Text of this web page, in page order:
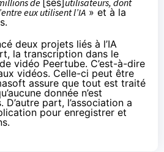
eux utilisent l’IA » et à la
deux projets liés à l’IA
la transcription dans le
vidéo Peertube. C’est-à-dire
vidéos. Celle-ci peut être
assure que tout est traité
donnée n’est
part, l’association a
pour enregistrer et